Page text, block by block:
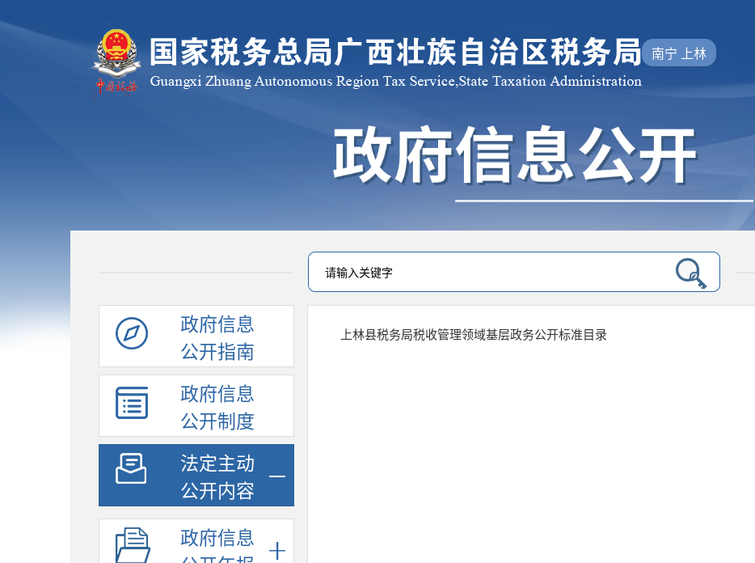
南宁 上林
政府信息
公开指南
政府信息
公开制度
法定主动
公开内容
政府信息
上林县税务局税收管理领域基层政务公开标准目录